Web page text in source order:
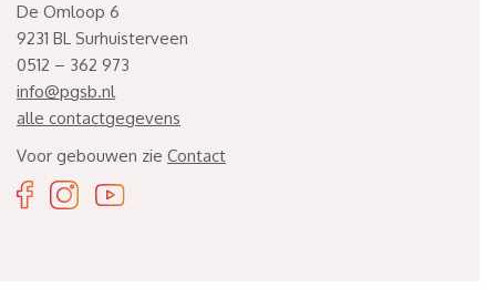
De Omloop 6
9231 BL Surhuisterveen
0512 – 362 973
info@pgsb.nl
alle contactgegevens
Voor gebouwen zie Contact